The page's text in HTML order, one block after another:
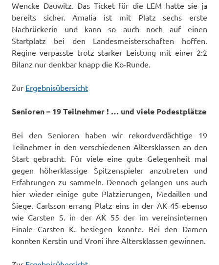
Wencke Dauwitz. Das Ticket für die LEM hatte sie ja
bereits sicher. Amalia ist mit Platz sechs erste
Nachrückerin und kann so auch noch auf einen
Startplatz bei den Landesmeisterschaften hoffen.
Regine verpasste trotz starker Leistung mit einer 2:2
Bilanz nur denkbar knapp die Ko-Runde.
Zur Ergebnisübersicht
Senioren – 19 Teilnehmer ! … und viele Podestplätze
Bei den Senioren haben wir rekordverdächtige 19
Teilnehmer in den verschiedenen Altersklassen an den
Start gebracht. Für viele eine gute Gelegenheit mal
gegen höherklassige Spitzenspieler anzutreten und
Erfahrungen zu sammeln. Dennoch gelangen uns auch
hier wieder einige gute Platzierungen, Medaillen und
Siege. Carlsson errang Platz eins in der AK 45 ebenso
wie Carsten S. in der AK 55 der im vereinsinternen
Finale Carsten K. besiegen konnte. Bei den Damen
konnten Kerstin und Vroni ihre Altersklassen gewinnen.